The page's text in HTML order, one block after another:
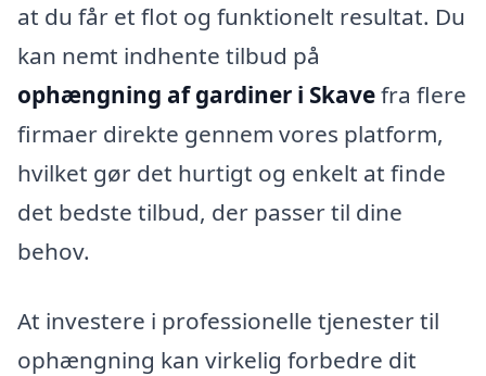
at du får et flot og funktionelt resultat. Du
kan nemt indhente tilbud på
ophængning af gardiner i Skavefra flere
firmaer direkte gennem vores platform,
hvilket gør det hurtigt og enkelt at finde
det bedste tilbud, der passer til dine
behov.
At investere i professionelle tjenester til
ophængning kan virkelig forbedre dit